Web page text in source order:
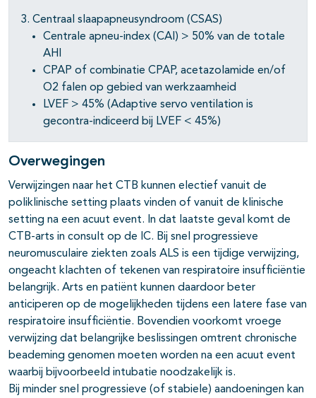
3. Centraal slaapapneusyndroom (CSAS)
Centrale apneu-index (CAI) > 50% van de totale
AHI
CPAP of combinatie CPAP, acetazolamide en/of
O2 falen op gebied van werkzaamheid
LVEF > 45% (Adaptive servo ventilation is
gecontra-indiceerd bij LVEF < 45%)
Overwegingen
Verwijzingen naar het CTB kunnen electief vanuit de
poliklinische setting plaats vinden of vanuit de klinische
setting na een acuut event. In dat laatste geval komt de
CTB-arts in consult op de IC. Bij snel progressieve
neuromusculaire ziekten zoals ALS is een tijdige verwijzing,
ongeacht klachten of tekenen van respiratoire insufficiëntie
belangrijk. Arts en patiënt kunnen daardoor beter
anticiperen op de mogelijkheden tijdens een latere fase van
respiratoire insufficiëntie. Bovendien voorkomt vroege
verwijzing dat belangrijke beslissingen omtrent chronische
beademing genomen moeten worden na een acuut event
waarbij bijvoorbeeld intubatie noodzakelijk is.
Bij minder snel progressieve (of stabiele) aandoeningen kan